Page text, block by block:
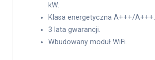
kW.
Klasa energetyczna A+++/A+++.
3 lata gwarancji.
Wbudowany moduł WiFi.